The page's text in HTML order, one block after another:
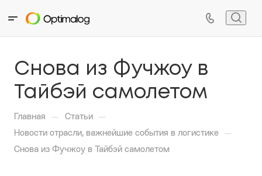
Снова из Фучжоу в
Тайбэй самолетом
Главная — Статьи —
Новости отрасли, важнейшие события в логистике —
Снова из Фучжоу в Тайбэй самолетом